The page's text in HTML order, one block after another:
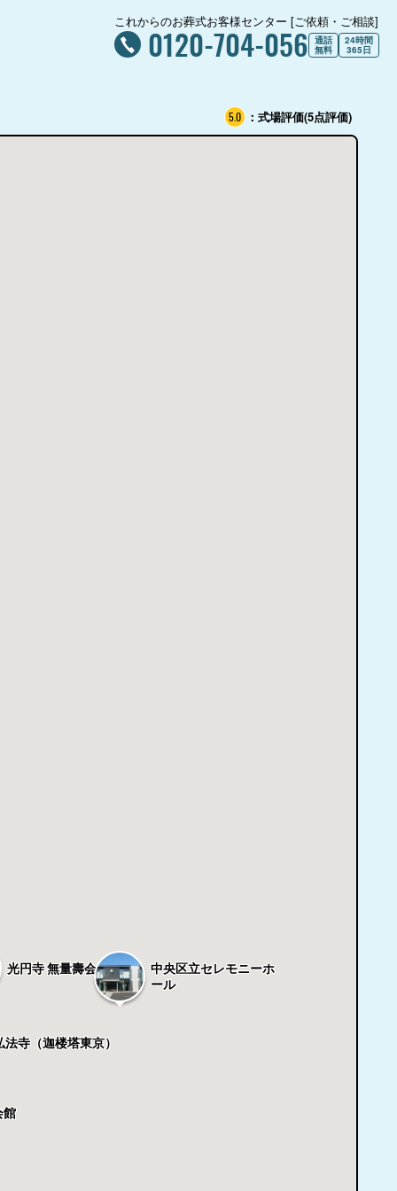
これからのお葬式お客様センター [ご依頼・ご相談]
0120-704-056 通話
無料
24時間
365日
5.0 ：式場評価(5点評価)
館
法寺（迦楼塔東京）
光円寺 無量壽会館
中央区立セレモニーホ
ール